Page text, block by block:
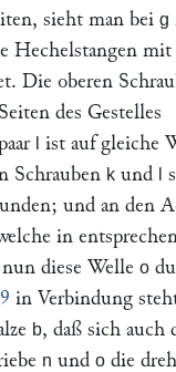
sieht man bei g
Hechelstangen
Die oberen
des Gestelles
ist auf gleiche
Schrauben k und
und an den
in
diese Welle o
in Verbindung
b, daß sich auch
n und o die